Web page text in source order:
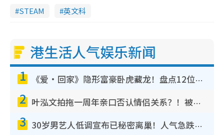
STEAM
英文科
港生活人气娱乐新闻
1 《爱·回家》隐形富豪卧虎藏龙！盘点12位财气逼人的有钱艺人：这位美女3亿身家不愁做
2 叶泓文拍拖一周年亲口否认情侣关系？！被质疑感情造假竟称GM“普通同事”
3 30岁男艺人低调宣布已秘密离巢！人气急跌变失踪人口：“这几年过得并不容易”